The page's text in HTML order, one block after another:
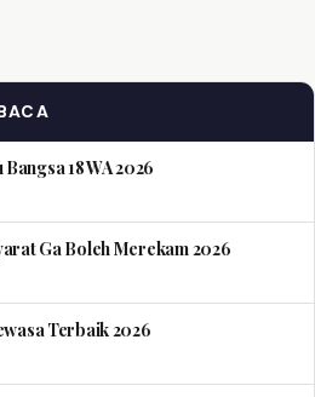
18 WA 2026
Ga Boleh Merekam 2026
Terbaik 2026